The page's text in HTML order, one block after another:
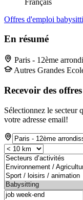
Offres d'emploi
En résumé
Paris - 12ème
Autres Grandes
Recevoir des
Sélectionnez le secteur
votre adresse email!